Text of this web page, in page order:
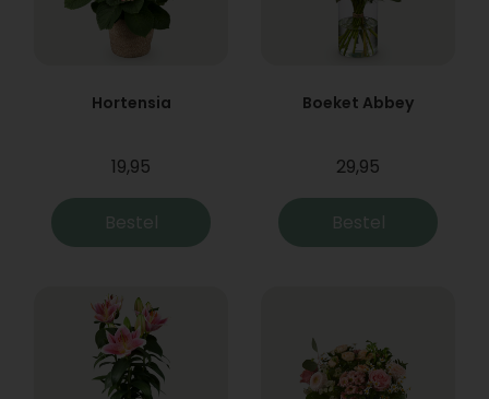
Hortensia
19,95
Bestel
Boeket Abbey
29,95
Bestel